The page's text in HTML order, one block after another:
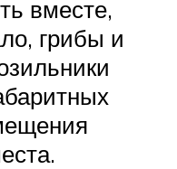
вместе,
грибы и